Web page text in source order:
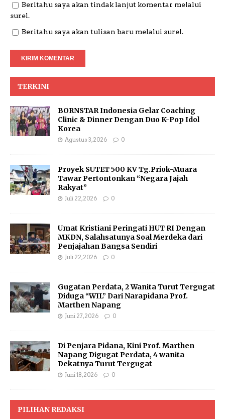
Beritahu saya akan tindak lanjut komentar melalui
surel.
Beritahu saya akan tulisan baru melalui surel.
TERKINI
BORNSTAR Indonesia Gelar Coaching
Clinic & Dinner Dengan Duo K-Pop Idol
Korea
Agustus 3, 2026 0
Proyek SUTET 500 KV Tg.Priok-Muara
Tawar Pertontonkan “Negara Jajah
Rakyat”
Juli 22, 2026 0
Umat Kristiani Peringati HUT RI Dengan
MKDN, Salahsatunya Soal Merdeka dari
Penjajahan Bangsa Sendiri
Juli 22, 2026 0
Gugatan Perdata, 2 Wanita Turut Tergugat
Diduga “WIL” Dari Narapidana Prof.
Marthen Napang
Juni 27, 2026 0
Di Penjara Pidana, Kini Prof. Marthen
Napang Digugat Perdata, 4 wanita
Dekatnya Turut Tergugat
Juni 18, 2026 0
PILIHAN REDAKSI